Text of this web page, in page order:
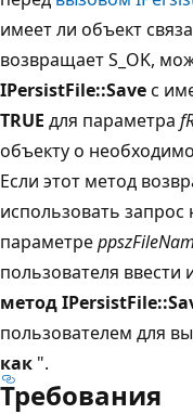
имеет ли объект
возвращает S_OK,
IPersistFile::Saveс
TRUE для параметра
объекту о
Если этот метод
использовать
параметре
пользователя
метод
пользователем для
как ".
Требования